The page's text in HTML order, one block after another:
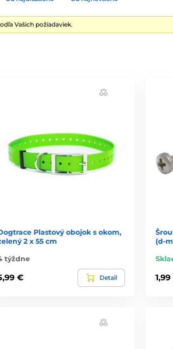
Vašich požiadaviek.
Plastový obojok s okom,
2 x 55 cm
týždne
€ Detail
(d-